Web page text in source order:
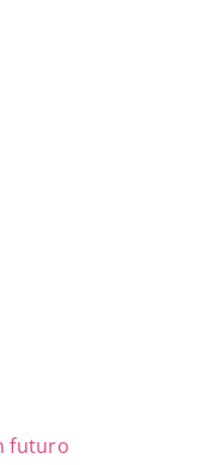
futuro